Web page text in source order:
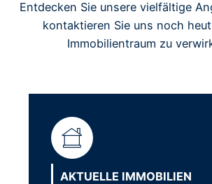
Entdecken Sie unsere vielfältige
kontaktieren Sie uns noch
Immobilientraum zu
AKTUELLE IMMOBILIEN